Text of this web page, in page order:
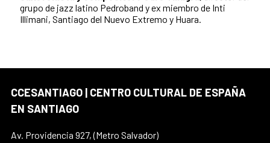
grupo de jazz latino Pedroband y ex miembro de Inti
Illimani, Santiago del Nuevo Extremo y Huara.
CCESANTIAGO | CENTRO CULTURAL DE ESPAÑA
EN SANTIAGO
Av. Providencia 927, (Metro Salvador)